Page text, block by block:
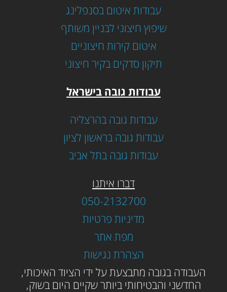
עבודות איטום בסנפלינג
שיפוץ חיצוני לבניין משותף
איטום קירות חיצוניים
תיקון סדקים בקיר חיצוני
עבודות גובה בישראל
עבודות גובה בהרצליה
עבודות גובה בראשון לציון
עבודות גובה בתל אביב
דברו איתנו
050-2132700
מדיניות פרטיות
מפת אתר
הצהרת נגישות
העבודה בגובה מתבצעת על ידי הציוד האיכותי,
החדשני והבטיחותי ביותר שקיים היום בשוק,